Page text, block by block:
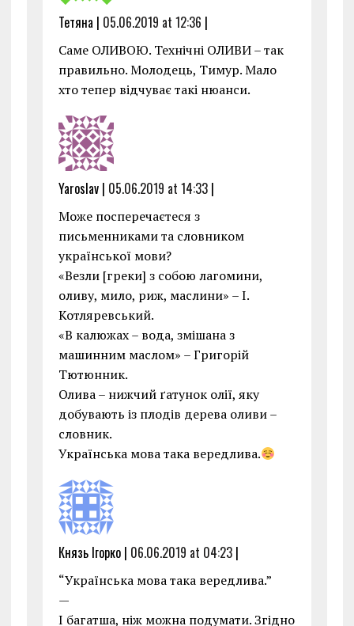
Тетяна | 05.06.2019 at 12:36 |
Саме ОЛИВОЮ. Технічні ОЛИВИ – так
правильно. Молодець, Тимур. Мало
хто тепер відчуває такі нюанси.
Yaroslav | 05.06.2019 at 14:33|
Може посперечаєтеся з
письменниками та словником
української мови?
«Везли [греки] з собою лагомини,
оливу, мило, риж, маслини» – І.
Котляревський.
«В калюжах – вода, змішана з
машинним маслом» – Григорій
Тютюнник.
Олива – нижчий ґатунок олії, яку
добувають із плодів дерева оливи –
словник.
Українська мова така вередлива.
Князь Ігорко | 06.06.2019 at 04:23|
“Українська мова така вередлива.”
—
І багатша, ніж можна подумати. Згідно